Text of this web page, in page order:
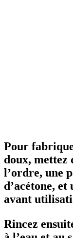
Pour
doux, mettez
l’ordre, une
d’acétone,
avant
Rincez